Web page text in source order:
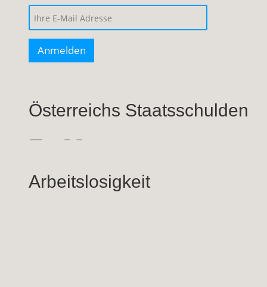
Österreichs Staatsschulden
Arbeitslosigkeit